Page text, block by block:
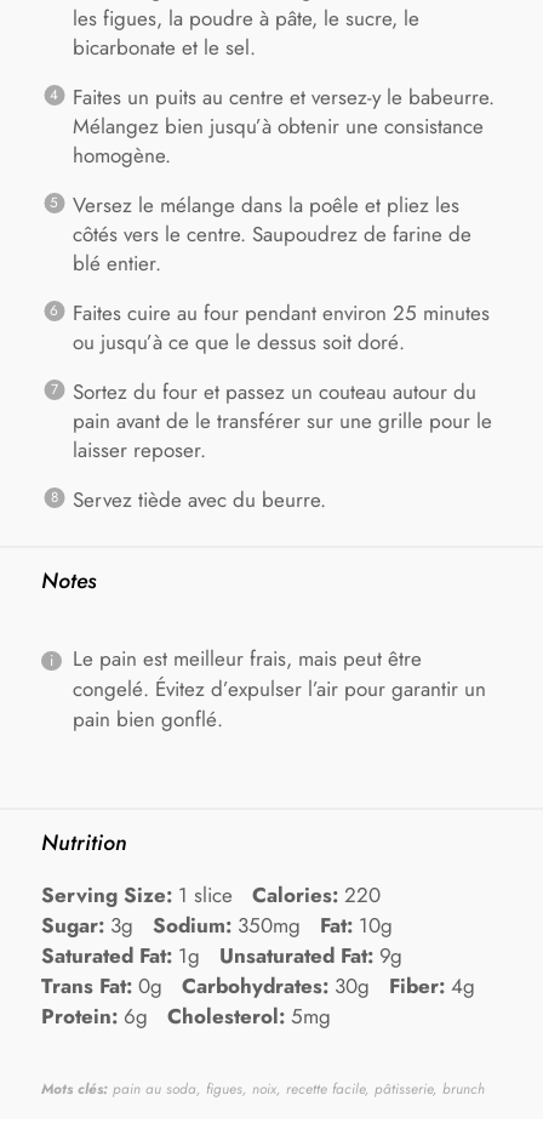
les figues, la poudre à pâte, le sucre, le
bicarbonate et le sel.
Faites un puits au centre et versez-y le babeurre.
Mélangez bien jusqu’à obtenir une consistance
homogène.
Versez le mélange dans la poêle et pliez les
côtés vers le centre. Saupoudrez de farine de
blé entier.
Faites cuire au four pendant environ 25 minutes
ou jusqu’à ce que le dessus soit doré.
Sortez du four et passez un couteau autour du
pain avant de le transférer sur une grille pour le
laisser reposer.
Servez tiède avec du beurre.
Notes
Le pain est meilleur frais, mais peut être
congelé. Évitez d’expulser l’air pour garantir un
pain bien gonflé.
Nutrition
Serving Size: 1 slice Calories: 220
Sugar: 3g Sodium: 350mg Fat: 10g
Saturated Fat: 1g Unsaturated Fat: 9g
Trans Fat: 0g Carbohydrates: 30g Fiber: 4g
Protein: 6g Cholesterol: 5mg
Mots clés: pain au soda, figues, noix, recette facile, pâtisserie, brunch